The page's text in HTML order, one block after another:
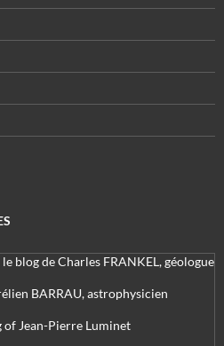
blog de Charles FRANKEL, géologue
BARRAU, astrophysicien
of Jean-Pierre Luminet